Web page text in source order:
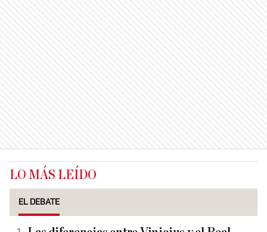
LO MÁS LEÍDO
EL DEBATE